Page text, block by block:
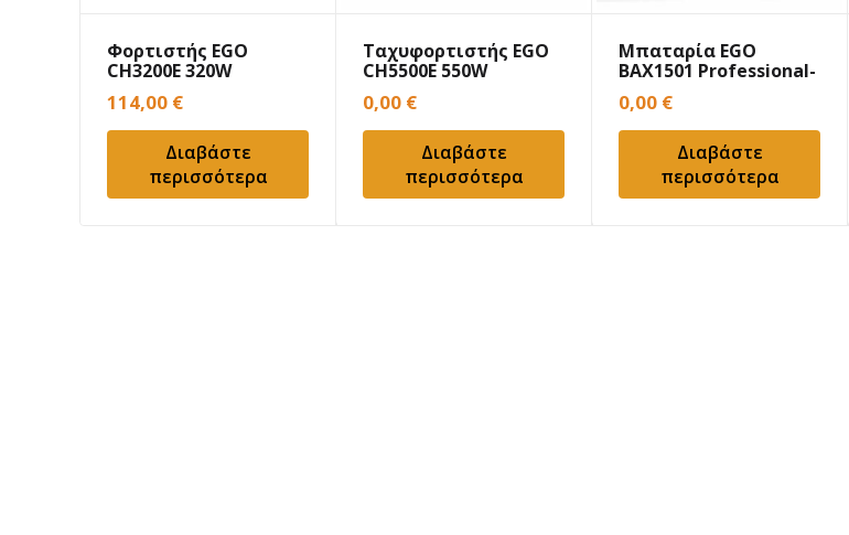
Φορτιστής EGO
CΗ3200Ε 320W
114,00 €
Διαβάστε
περισσότερα
Ταχυφορτιστής EGO
CΗ5500Ε 550W
0,00 €
Διαβάστε
περισσότερα
Μπαταρία EGO
BAX1501 Professional-
X 28.0Ah
0,00 €
Διαβάστε
περισσότερα